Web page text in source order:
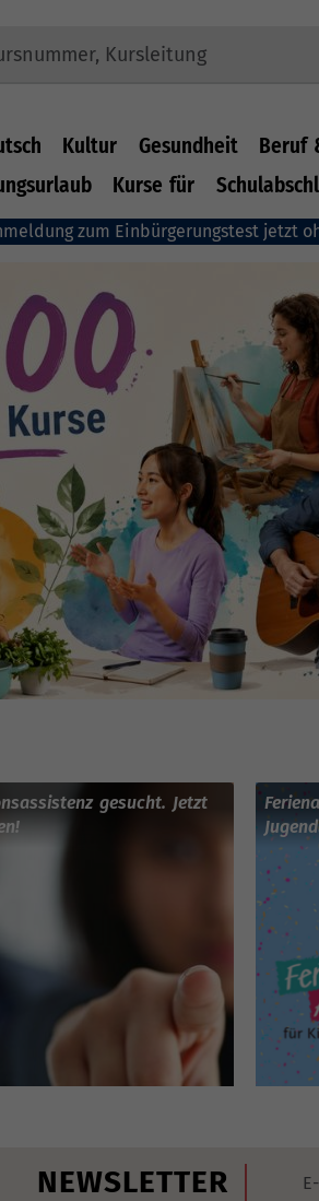
Kultur Gesundheit Beruf
Kurse für
zum Einbürgerungstest jetzt
gesucht. Jetzt
NEWSLETTER